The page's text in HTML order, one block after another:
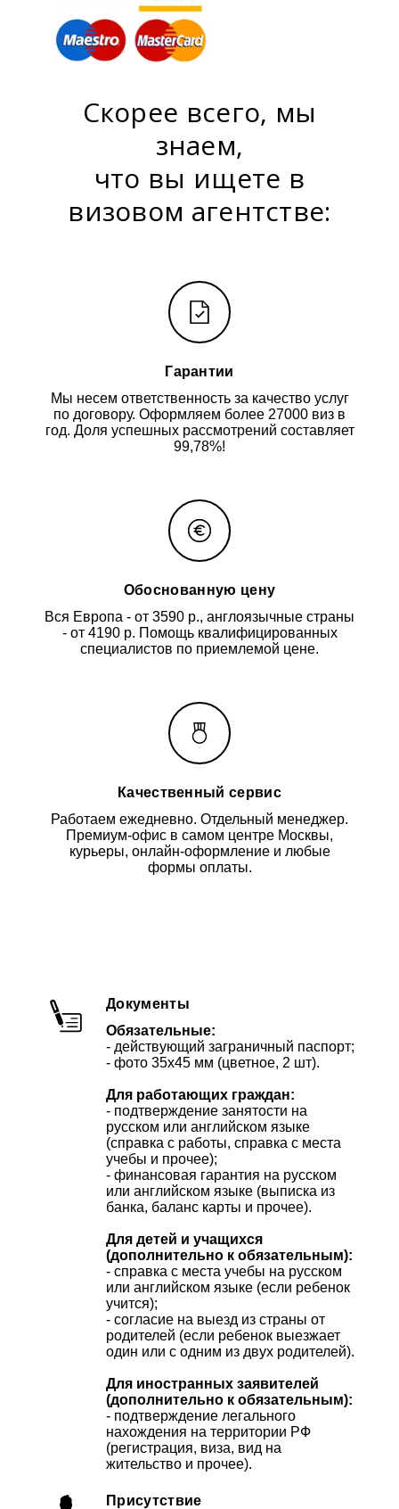
Скорее всего, мы
знаем,
что вы ищете в
визовом агентстве:
Гарантии
Мы несем ответственность за качество услуг
по договору. Оформляем более 27000 виз в
год. Доля успешных рассмотрений составляет
99,78%!
Обоснованную цену
Вся Европа - от 3590 р., англоязычные страны
- от 4190 р. Помощь квалифицированных
специалистов по приемлемой цене.
Качественный сервис
Работаем ежедневно. Отдельный менеджер.
Премиум-офис в самом центре Москвы,
курьеры, онлайн-оформление и любые
формы оплаты.
Документы
Обязательные:
- действующий заграничный паспорт;
- фото 35х45 мм (цветное, 2 шт).
Для работающих граждан:
- подтверждение занятости на
русском или английском языке
(справка с работы, справка с места
учебы и прочее);
- финансовая гарантия на русском
или английском языке (выписка из
банка, баланс карты и прочее).
Для детей и учащихся
(дополнительно к обязательным):
- справка с места учебы на русском
или английском языке (если ребенок
учится);
- согласие на выезд из страны от
родителей (если ребенок выезжает
один или с одним из двух родителей).
Для иностранных заявителей
(дополнительно к обязательным):
- подтверждение легального
нахождения на территории РФ
(регистрация, виза, вид на
жительство и прочее).
Присутствие